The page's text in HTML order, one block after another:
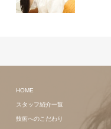
HOME
スタッフ紹介一覧
技術へのこだわり